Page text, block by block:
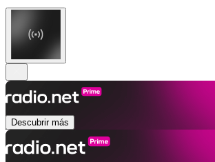
Descubrir más